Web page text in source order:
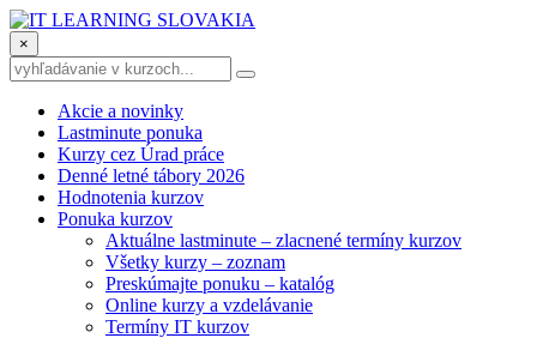
×
Akcie a novinky
Lastminute ponuka
Kurzy cez Úrad práce
Denné letné tábory 2026
Hodnotenia kurzov
Ponuka kurzov
Aktuálne lastminute – zlacnené termíny kurzov
Všetky kurzy – zoznam
Preskúmajte ponuku – katalóg
Online kurzy a vzdelávanie
Termíny IT kurzov